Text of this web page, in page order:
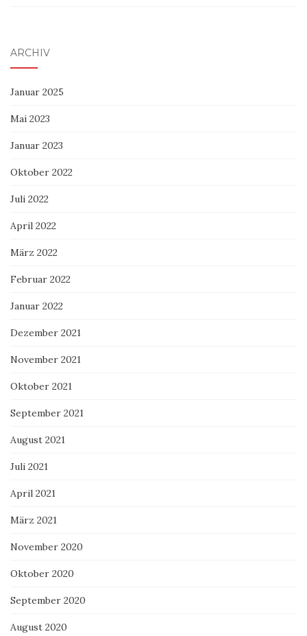
ARCHIV
Januar 2025
Mai 2023
Januar 2023
Oktober 2022
Juli 2022
April 2022
März 2022
Februar 2022
Januar 2022
Dezember 2021
November 2021
Oktober 2021
September 2021
August 2021
Juli 2021
April 2021
März 2021
November 2020
Oktober 2020
September 2020
August 2020